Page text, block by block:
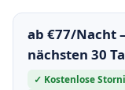
ab €77/Nacht
nächsten 30
✓ Kostenlose